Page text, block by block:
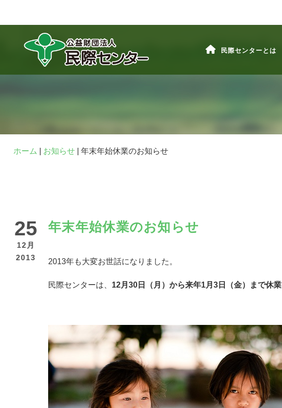
民際センターとは
ホーム お知らせ 年末年始休業のお知らせ
25
12月
2013
年末年始休業のお知らせ
2013年も大変お世話になりました。
民際センターは、 12月30日（月）から来年1月3日（金）まで休業